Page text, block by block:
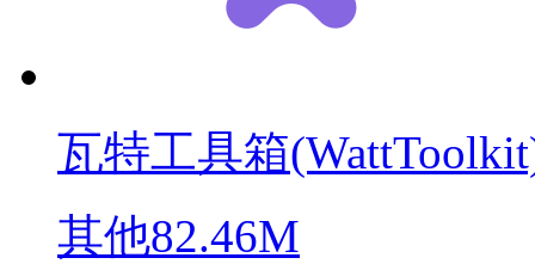
瓦特工具箱
其他82.46M